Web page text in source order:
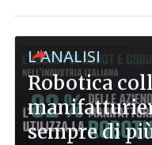
L'ANALISI
Robotica
sempre di